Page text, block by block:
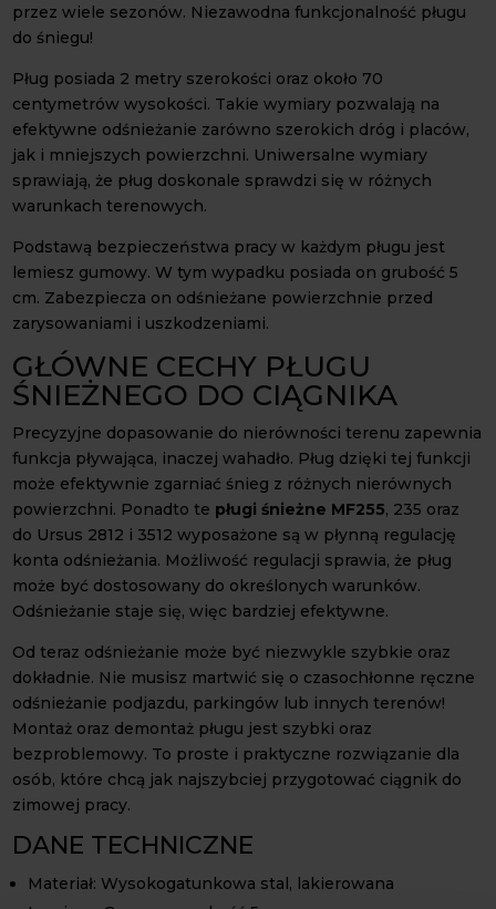
przez wiele sezonów. Niezawodna funkcjonalność pługu
do śniegu!
Pług posiada 2 metry szerokości oraz około 70
centymetrów wysokości. Takie wymiary pozwalają na
efektywne odśnieżanie zarówno szerokich dróg i placów,
jak i mniejszych powierzchni. Uniwersalne wymiary
sprawiają, że pług doskonale sprawdzi się w różnych
warunkach terenowych.
Podstawą bezpieczeństwa pracy w każdym pługu jest
lemiesz gumowy. W tym wypadku posiada on grubość 5
cm. Zabezpiecza on odśnieżane powierzchnie przed
zarysowaniami i uszkodzeniami.
GŁÓWNE CECHY PŁUGU
ŚNIEŻNEGO DO CIĄGNIKA
Precyzyjne dopasowanie do nierówności terenu zapewnia
funkcja pływająca, inaczej wahadło. Pług dzięki tej funkcji
może efektywnie zgarniać śnieg z różnych nierównych
powierzchni. Ponadto te pługi śnieżne MF255, 235 oraz
do Ursus 2812 i 3512 wyposażone są w płynną regulację
konta odśnieżania. Możliwość regulacji sprawia, że pług
może być dostosowany do określonych warunków.
Odśnieżanie staje się, więc bardziej efektywne.
Od teraz odśnieżanie może być niezwykle szybkie oraz
dokładnie. Nie musisz martwić się o czasochłonne ręczne
odśnieżanie podjazdu, parkingów lub innych terenów!
Montaż oraz demontaż pługu jest szybki oraz
bezproblemowy. To proste i praktyczne rozwiązanie dla
osób, które chcą jak najszybciej przygotować ciągnik do
zimowej pracy.
DANE TECHNICZNE
Materiał: Wysokogatunkowa stal, lakierowana